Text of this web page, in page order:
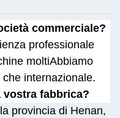
commerciale?
professionale
moltiAbbiamo
internazionale.
vostra fabbrica?
provincia di Henan,